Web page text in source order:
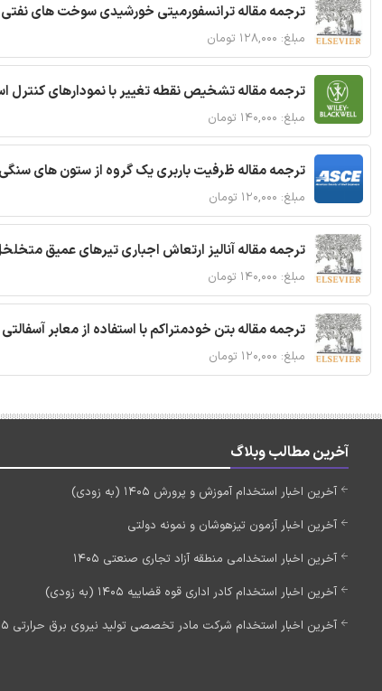
ترجمه مقاله ترانسفورمیتی خورشیدی سوخت های نفتی
مبلغ: ۱۲۸,۰۰۰ تومان
ترجمه مقاله تشخیص نقطه تغییر با نمودارهای کنترل
مبلغ: ۱۴۰,۰۰۰ تومان
ترجمه مقاله ظرفیت باربری یک گروه از ستون های
مبلغ: ۱۲۰,۰۰۰ تومان
ترجمه مقاله آنالیز ارتعاش اجباری تیرهای عمیق
مبلغ: ۱۴۰,۰۰۰ تومان
ترجمه مقاله بتن خودمتراکم با استفاده از معابر
مبلغ: ۱۲۰,۰۰۰ تومان
آخرین مطالب وبلاگ
آخرین اخبار استخدام آموزش و پرورش 1405 (به زودی)
آخرین اخبار آزمون تیزهوشان و نمونه دولتی
آخرین اخبار استخدامی منطقه آزاد تجاری صنعتی 1405
آخرین اخبار استخدام کادر اداری قوه قضاییه 1405 (به زودی)
آخرین اخبار استخدام شرکت مادر تخصصی تولید نیروی برق حرارتی 1405 (استخدام جدید)